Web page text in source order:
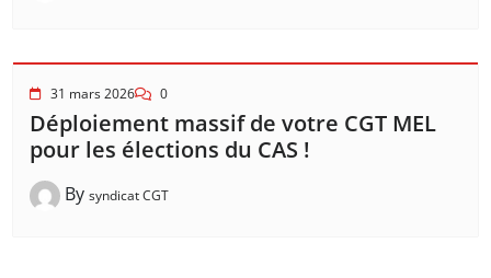
31 mars 2026 0
Déploiement massif de votre CGT MEL
pour les élections du CAS !
By syndicat CGT